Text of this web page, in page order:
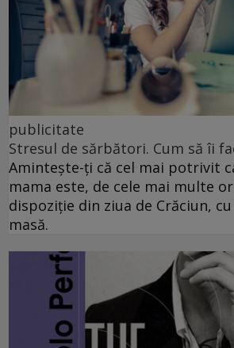
publicitate
Stresul de sărbători. Cum să îi
Amintește-ți că cel mai potrivit
mama este, de cele mai multe
dispoziție din ziua de Crăciun,
masă.